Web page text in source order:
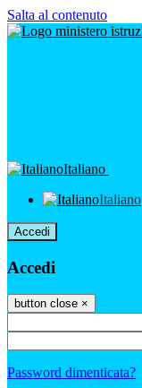
Salta al contenuto
Italiano
Italiano
Accedi
Accedi
button close ×
Password dimenticata?